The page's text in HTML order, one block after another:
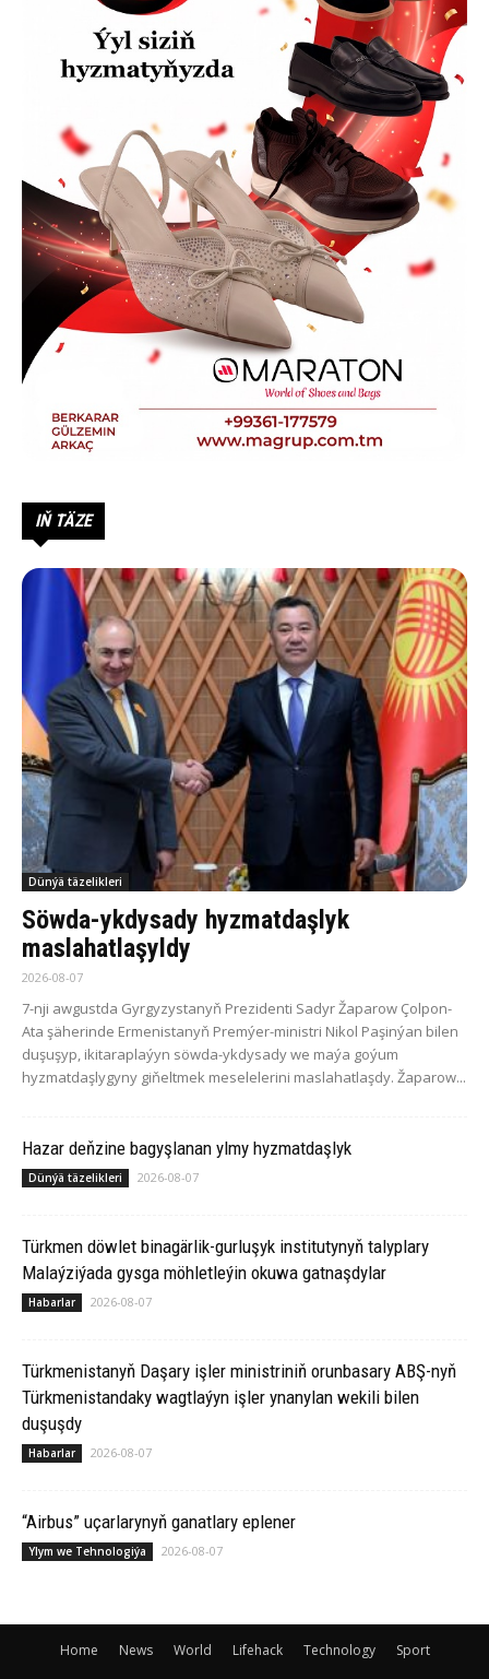
IŇ TÄZE
Dünýä täzelikleri
Söwda-ykdysady hyzmatdaşlyk
maslahatlaşyldy
2026-08-07
7-nji awgustda Gyrgyzystanyň Prezidenti Sadyr Žaparow Çolpon-
Ata şäherinde Ermenistanyň Premýer-ministri Nikol Paşinýan bilen
duşuşyp, ikitaraplaýyn söwda-ykdysady we maýa goýum
hyzmatdaşlygyny giňeltmek meselelerini maslahatlaşdy. Žaparow...
Hazar deňzine bagyşlanan ylmy hyzmatdaşlyk
Dünýä täzelikleri 2026-08-07
Türkmen döwlet binagärlik-gurluşyk institutynyň talyplary
Malaýziýada gysga möhletleýin okuwa gatnaşdylar
Habarlar 2026-08-07
Türkmenistanyň Daşary işler ministriniň orunbasary ABŞ-nyň
Türkmenistandaky wagtlaýyn işler ynanylan wekili bilen
duşuşdy
Habarlar 2026-08-07
“Airbus” uçarlarynyň ganatlary eplener
Ylym we Tehnologiýa 2026-08-07
Home News World Lifehack Technology Sport